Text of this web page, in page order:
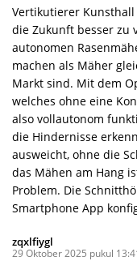
Vertikutierer Kunsthall
die Zukunft besser zu
autonomen
machen als Mäher
Markt sind. Mit dem
welches ohne eine
also vollautonom
die Hindernisse
ausweicht, ohne die
das Mähen am Hang
Problem. Die
Smartphone App
zqxlfiygl
29 Oktober 2025 pukul